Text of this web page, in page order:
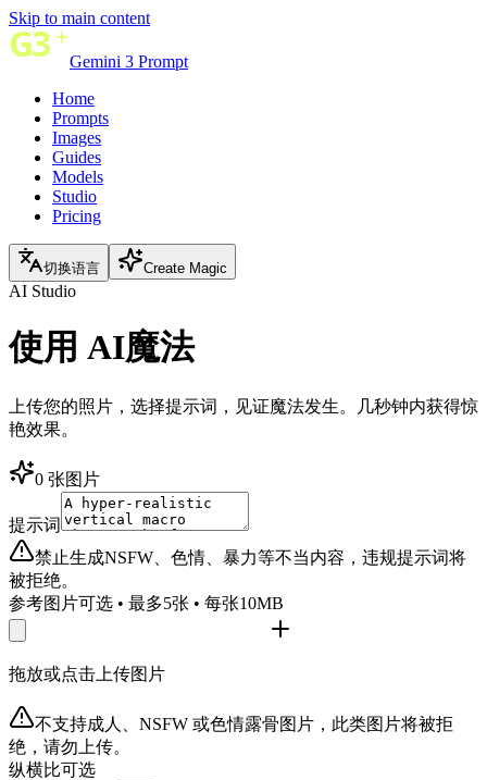
Skip to main content
Gemini 3 Prompt
Home
Prompts
Images
Guides
Models
Studio
Pricing
切换语言 Create Magic
AI Studio
使用 AI魔法
上传您的照片，选择提示词，见证魔法发生。几秒钟内获得惊
艳效果。
0 张图片
提示词
禁止生成NSFW、色情、暴力等不当内容，违规提示词将
被拒绝。
参考图片可选 • 最多5张 • 每张10MB
拖放或点击上传图片
不支持成人、NSFW 或色情露骨图片，此类图片将被拒
绝，请勿上传。
纵横比可选